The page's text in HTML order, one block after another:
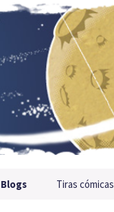
Blogs Tiras cómicas